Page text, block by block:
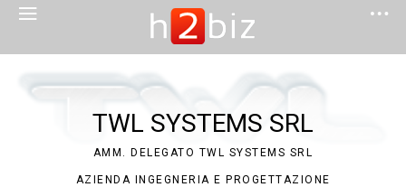
TWL SYSTEMS SRL
AMM. DELEGATO TWL SYSTEMS SRL
AZIENDA INGEGNERIA E PROGETTAZIONE